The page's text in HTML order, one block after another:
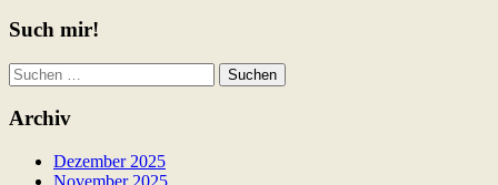
Such mir!
Suchen
nach:
Archiv
Dezember 2025
November 2025